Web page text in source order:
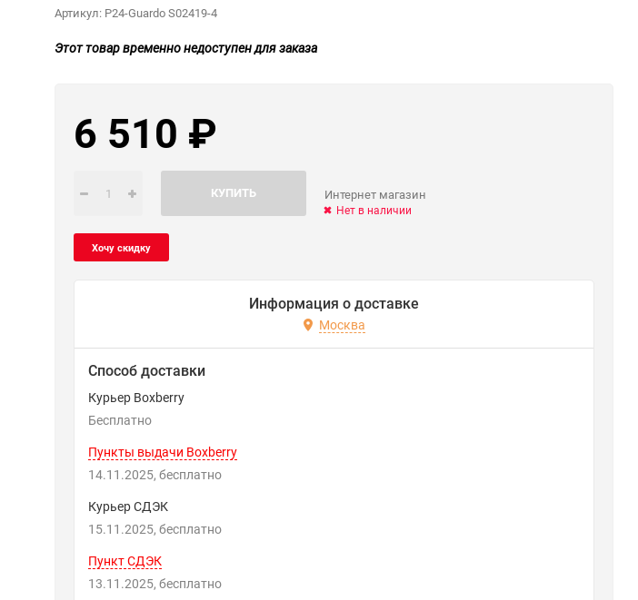
Артикул: P24-Guardo S02419-4
Этот товар временно недоступен для заказа
6 510 ₽
КУПИТЬ Интернет магазин
Нет в наличии
Информация о доставке
Москва
Способ доставки
Курьер Boxberry
Бесплатно
Пункты выдачи Boxberry
14.11.2025
Бесплатно
Курьер СДЭК
15.11.2025
Бесплатно
Пункт СДЭК
13.11.2025
Бесплатно